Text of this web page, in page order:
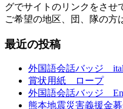
グでサイトのリンクをさせ
ご希望の地区、団、隊の方
最近の投稿
外国語会話バッジ
賞状用紙 ロープ
外国語会話バッジ
熊本地震災害義援金